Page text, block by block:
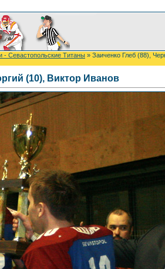
- Севастопольские Титаны » Заиченко Глеб (88),
(10), Виктор Иванов